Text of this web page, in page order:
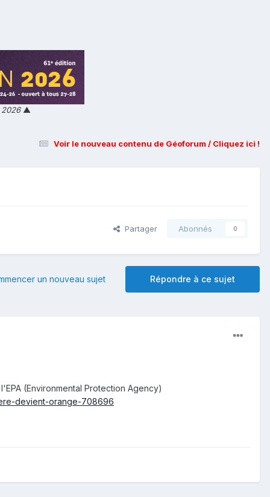
▲
Voir le nouveau contenu de Géoforum / Cliquez ici !
Partager Abonnés 0
Répondre à ce sujet
un nouveau sujet
(Environmental Protection Agency)
devient-orange-708696